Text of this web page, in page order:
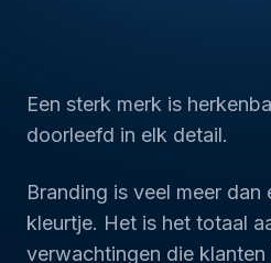
Een sterk merk is
doorleefd in elk detail.
Branding is veel meer dan
kleurtje. Het is het totaal
verwachtingen die